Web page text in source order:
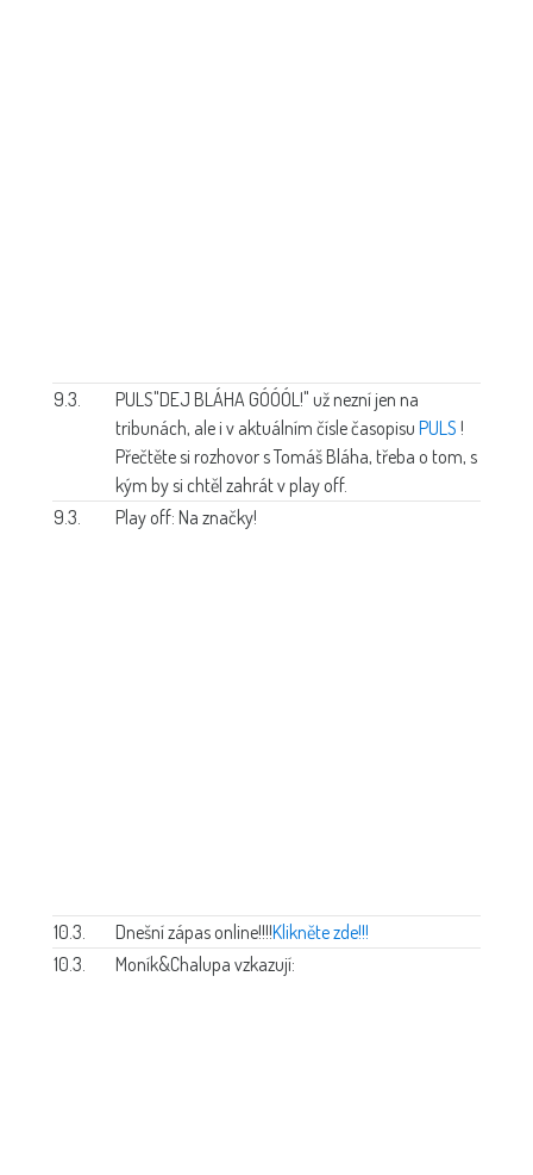
9.3. PULS"DEJ BLÁHA GÓÓÓL!" už nezní jen na
tribunách, ale i v aktuálním čísle časopisu PULS !
Přečtěte si rozhovor s Tomáš Bláha, třeba o tom, s
kým by si chtěl zahrát v play off.
9.3.
Play off: Na značky!
10.3. Dnešní zápas online!!!!Klikněte zde!!!
10.3.
Moník&Chalupa vzkazují: